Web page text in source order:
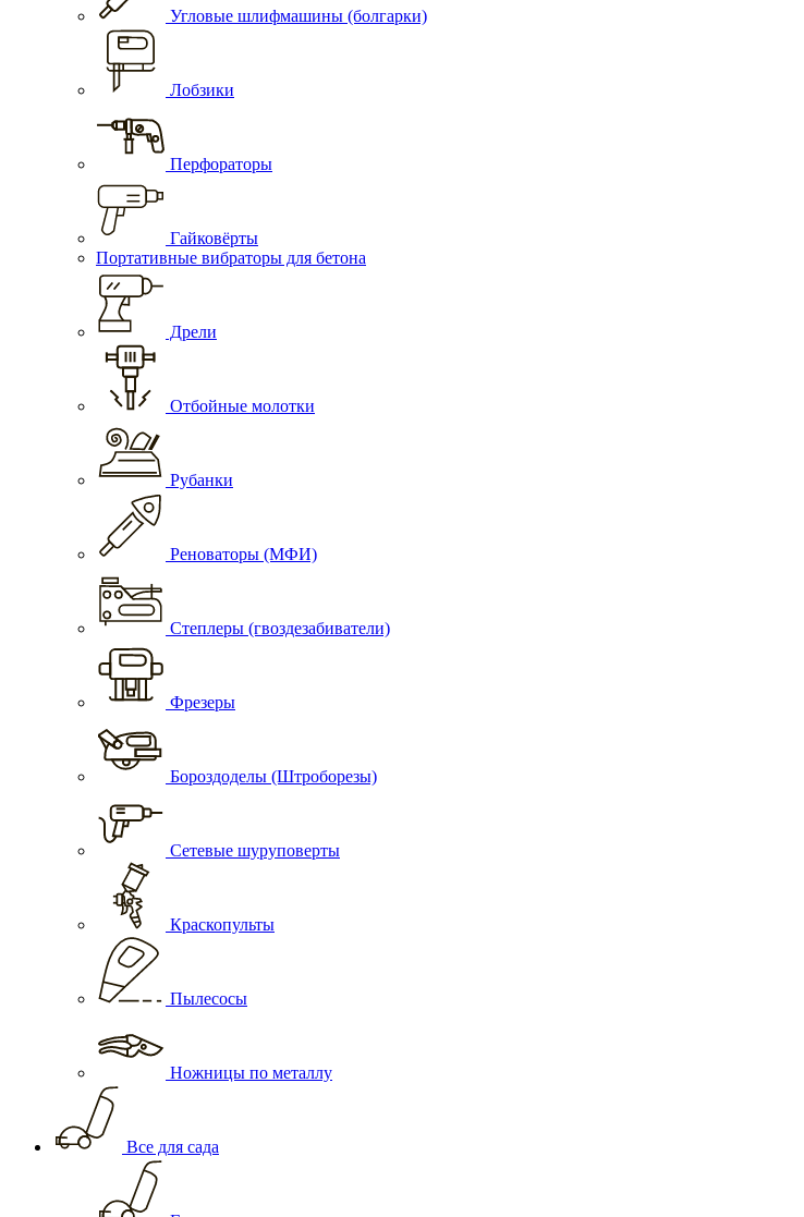
Угловые шлифмашины (болгарки)
Лобзики
Перфораторы
Гайковёрты
Портативные вибраторы для бетона
Дрели
Отбойные молотки
Рубанки
Реноваторы (МФИ)
Степлеры (гвоздезабиватели)
Фрезеры
Бороздоделы (Штроборезы)
Сетевые шуруповерты
Краскопульты
Пылесосы
Ножницы по металлу
Все для сада